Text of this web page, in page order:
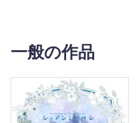
一般の作品